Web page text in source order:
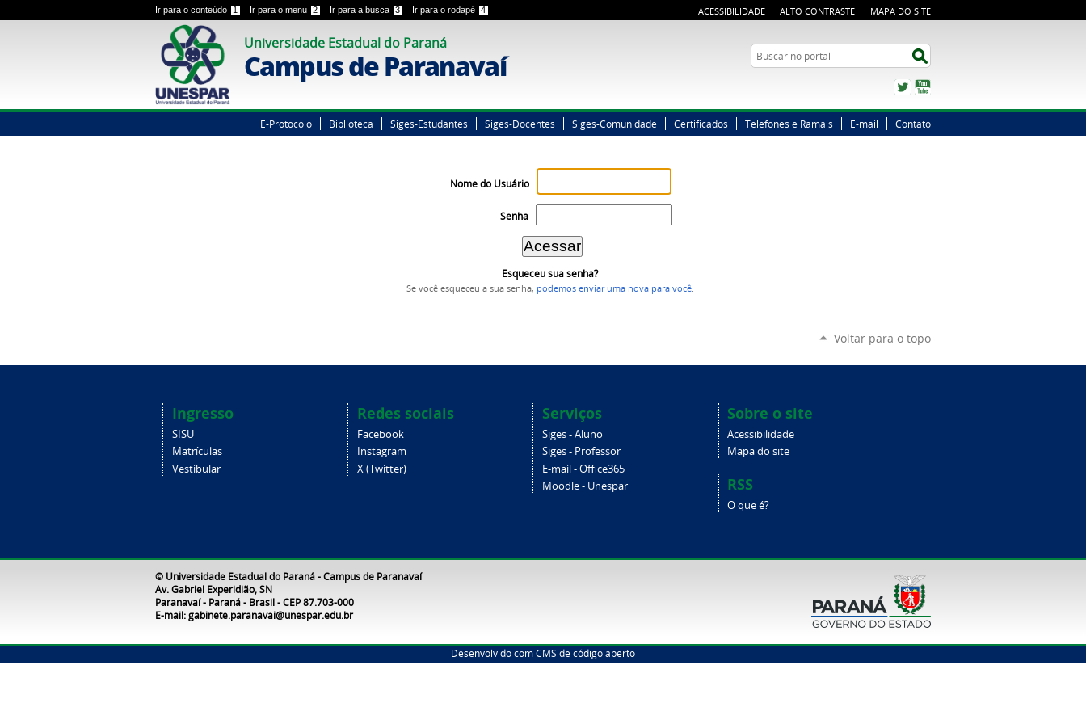
Ir para o conteúdo 1 Ir para o menu 2 Ir para a busca 3 Ir para o rodapé 4 ACESSIBILIDADE ALTO CONTRASTE MAPA DO SITE
Universidade Estadual do Paraná
Campus de Paranavaí Busca
Twitter
E-Protocolo Biblioteca Siges-Estudantes Siges-Docentes Siges-Comunidade Certificados Telefones e Ramais E-mail Contato
Nome do Usuário
Senha
Esqueceu sua senha?
Se você esqueceu a sua senha, podemos enviar uma nova para você.
Voltar para o topo
Ingresso
SISU
Matrículas
Vestibular
Redes sociais
Facebook
Instagram
X (Twitter)
Serviços
Siges - Aluno
Siges - Professor
E-mail - Office365
Moodle - Unespar
Sobre o site
Acessibilidade
Mapa do site
RSS
O que é?
© Universidade Estadual do Paraná - Campus de Paranavaí
Av. Gabriel Experidião, SN
Paranavaí - Paraná - Brasil - CEP 87.703-000
E-mail: gabinete.paranavai@unespar.edu.br
Desenvolvido com CMS de código aberto